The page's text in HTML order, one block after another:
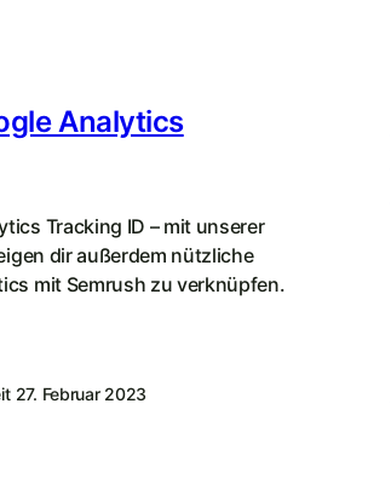
Analytics
Tracking ID – mit unserer
dir außerdem nützliche
mit Semrush zu verknüpfen.
27. Februar 2023